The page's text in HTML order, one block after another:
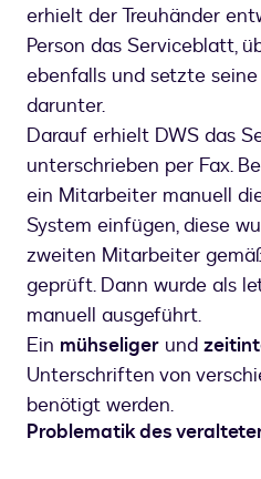
erhielt der Treuhänder
Person das Serviceblatt,
ebenfalls und setzte
darunter.
Darauf erhielt DWS das
unterschrieben per Fax.
ein Mitarbeiter manuell
System einfügen, diese
zweiten Mitarbeiter
geprüft. Dann wurde als
manuell ausgeführt.
Ein mühseliger und
Unterschriften von
benötigt werden.
Problematik des